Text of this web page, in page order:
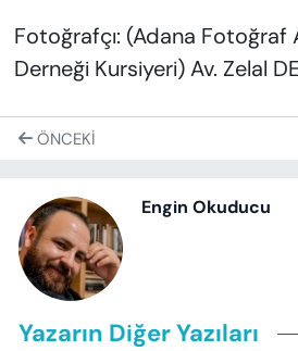
Fotoğrafçı: (Adana Fotoğraf
Derneği Kursiyeri) Av. Zelal
ÖNCEKI
Engin Okuducu
Yazarın Diğer Yazıları